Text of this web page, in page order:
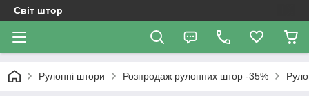
Світ штор
Рулонні штори Розпродаж рулонних штор -35%